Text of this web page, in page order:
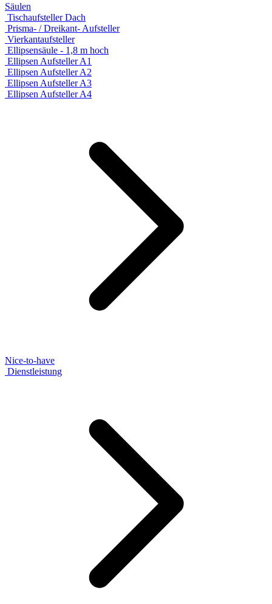
Säulen
Tischaufsteller Dach
Prisma- / Dreikant- Aufsteller
Vierkantaufsteller
Ellipsensäule - 1,8 m hoch
Ellipsen Aufsteller A1
Ellipsen Aufsteller A2
Ellipsen Aufsteller A3
Ellipsen Aufsteller A4
Nice-to-have
Dienstleistung